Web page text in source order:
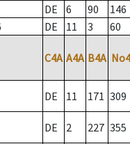
DE 6 90 146
DE 11 3 60
C4A A4A B4A
DE 11 171 309
DE 2 227 355